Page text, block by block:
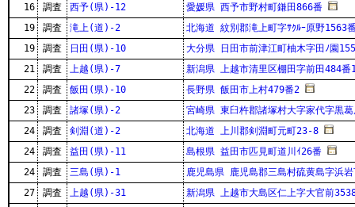
16
調査 西予(県)-12
愛媛県 西予市野村町鎌田866番
19
調査 滝上(道)-2
北海道 紋別郡滝上町字ｻｸﾙｰ原野1563
19
調査 日田(県)-10
大分県 日田市前津江町柚木字田ﾉ園
21
調査 上越(県)-7
新潟県 上越市清里区棚田字前田484番
22
調査 飯田(県)-10
長野県 飯田市上村479番2
23
調査 諸塚(県)-2
宮崎県 東臼杵郡諸塚村大字家代字黒
24
調査 剣淵(道)-2
北海道 上川郡剣淵町元町23-8
24
調査 益田(県)-11
島根県 益田市匹見町道川ｲ26番
24
調査 三島(県)-1
鹿児島県 鹿児島郡三島村硫黄島字浜
27
調査 上越(県)-31
新潟県 上越市大島区仁上字大官前